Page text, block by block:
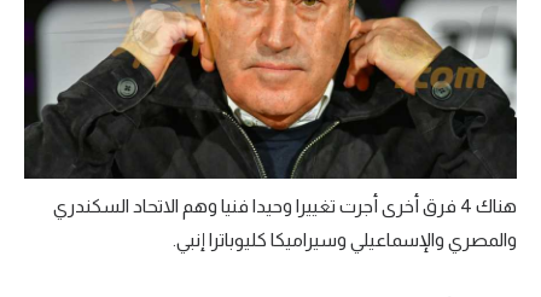
هناك 4 فرق أخرى أجرت تغييرا وحيدا فنيا وهم الاتحاد السكندري
والمصري والإسماعيلي وسيراميكا كليوباترا إنبي.